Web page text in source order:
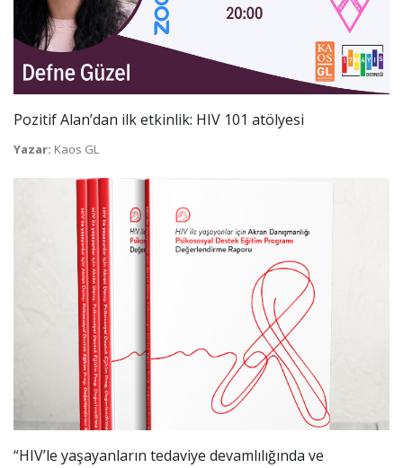
Pozitif Alan’dan ilk etkinlik: HIV 101 atölyesi
Yazar: Kaos GL
“HIV’le yaşayanların tedaviye devamlılığında ve